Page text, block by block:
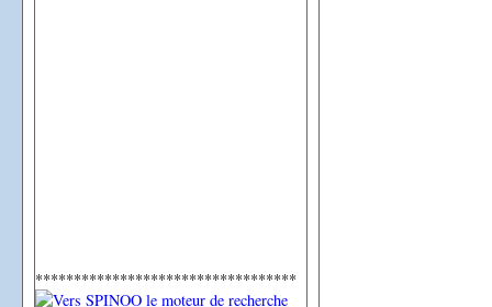
**********************************